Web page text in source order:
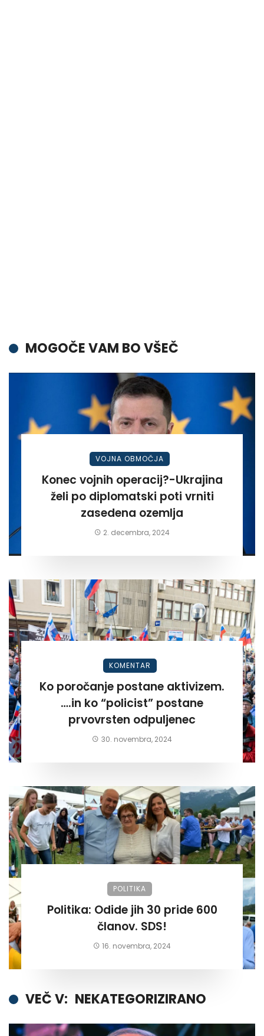
MOGOČE VAM BO VŠEČ
VOJNA OBMOČJA
Konec vojnih operacij?-Ukrajina
želi po diplomatski poti vrniti
zasedena ozemlja
2. decembra, 2024
KOMENTAR
Ko poročanje postane aktivizem.
….in ko “policist” postane
prvovrsten odpuljenec
30. novembra, 2024
POLITIKA
Politika: Odide jih 30 pride 600
članov. SDS!
16. novembra, 2024
VEČ V: NEKATEGORIZIRANO